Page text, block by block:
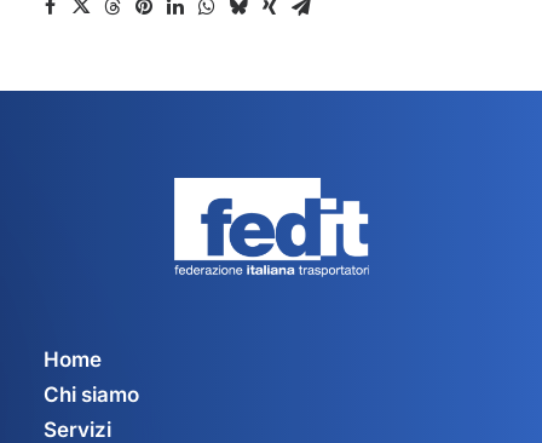
Home
Chi siamo
Servizi